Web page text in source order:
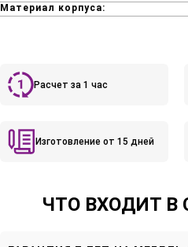
Материал корпуса:
Расчет за 1 час
Изготовление от 15 дней
ЧТО ВХОДИТ В